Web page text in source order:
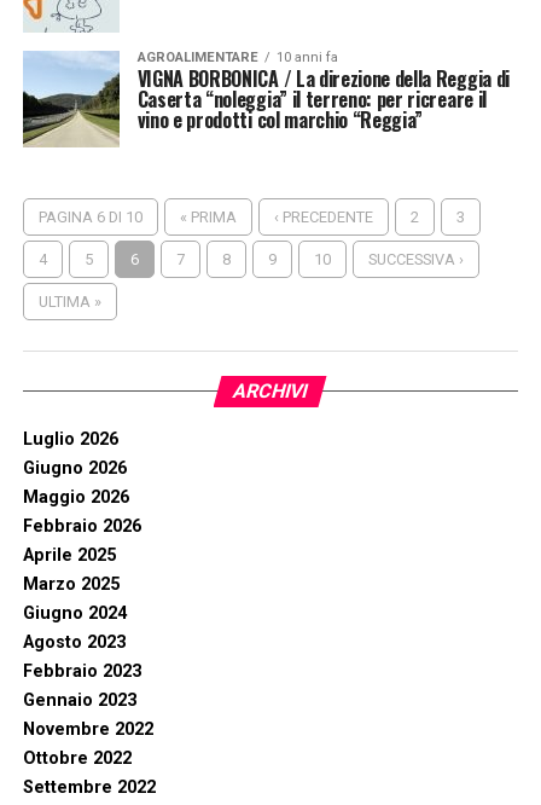
AGROALIMENTARE 10 anni fa
VIGNA BORBONICA / La direzione della Reggia di
Caserta “noleggia” il terreno: per ricreare il
vino e prodotti col marchio “Reggia”
PAGINA 6 DI 10 « PRIMA ‹ PRECEDENTE 2 3
4 5 6 7 8 9 10 SUCCESSIVA ›
ULTIMA »
ARCHIVI
Luglio 2026
Giugno 2026
Maggio 2026
Febbraio 2026
Aprile 2025
Marzo 2025
Giugno 2024
Agosto 2023
Febbraio 2023
Gennaio 2023
Novembre 2022
Ottobre 2022
Settembre 2022